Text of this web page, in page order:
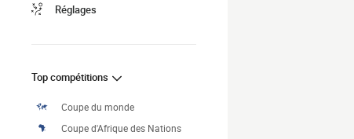
Réglages
Top compétitions
Coupe du monde
Coupe d'Afrique des Nations